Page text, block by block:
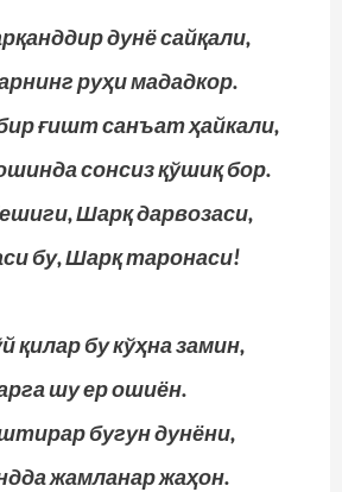
дунё сайқали,
руҳи мададкор.
ғишт санъат ҳайкали,
сонсиз қўшиқ бор.
Шарқ дарвозаси,
бу, Шарқ таронаси!
қилар бу кўҳна замин,
шу ер ошиён.
бугун дунёни,
жамланар жаҳон.